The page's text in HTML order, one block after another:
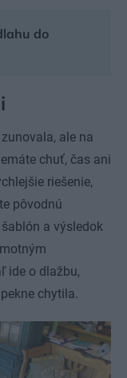
do
ale na
chuť, čas ani
riešenie,
pôvodnú
a výsledok
ide o dlažbu,
chytila.